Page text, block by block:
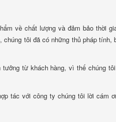
về chất lượng và đảm bảo thời
tôi đã có những thủ pháp tính,
từ khách hàng, vì thế chúng
tác với công ty chúng tôi lời cám